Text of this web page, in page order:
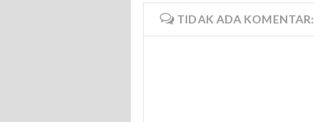
TIDAK ADA KOMENTAR: